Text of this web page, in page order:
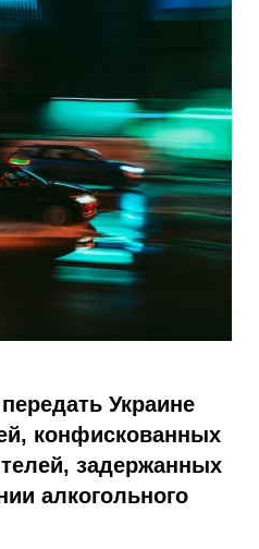
Украине
конфискованных
задержанных
алкогольного